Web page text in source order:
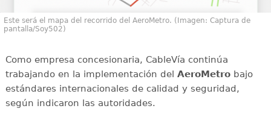
Este será el mapa del recorrido del AeroMetro. (Imagen: Captura de
pantalla/Soy502)
Como empresa concesionaria, CableVía continúa
trabajando en la implementación del AeroMetrobajo
estándares internacionales de calidad y seguridad,
según indicaron las autoridades.